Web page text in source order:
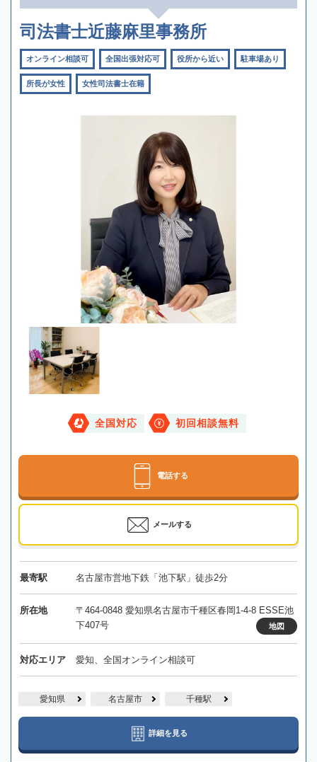
司法書士近藤麻里事務所
オンライン相談可 全国出張対応可 役所から近い 駐車場あり
所長が女性 女性司法書士在籍
全国対応 初回相談無料
電話する
メールする
最寄駅 名古屋市営地下鉄「池下駅」徒歩2分
所在地
〒464-0848 愛知県名古屋市千種区春岡1-4-8 ESSE池
下407号
地図
対応エリア 愛知、全国オンライン相談可
愛知県 名古屋市 千種駅
詳細を見る